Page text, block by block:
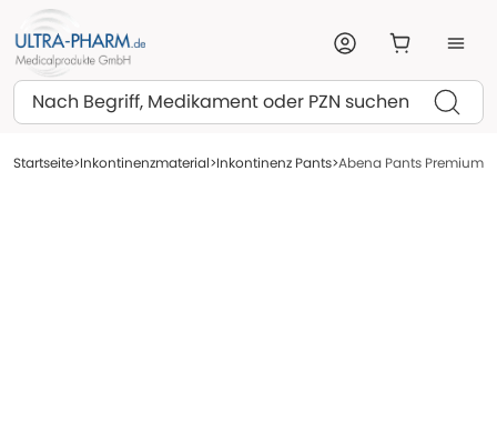
Suchen
Startseite Inkontinenzmaterial Inkontinenz Pants Abena Pants Premium